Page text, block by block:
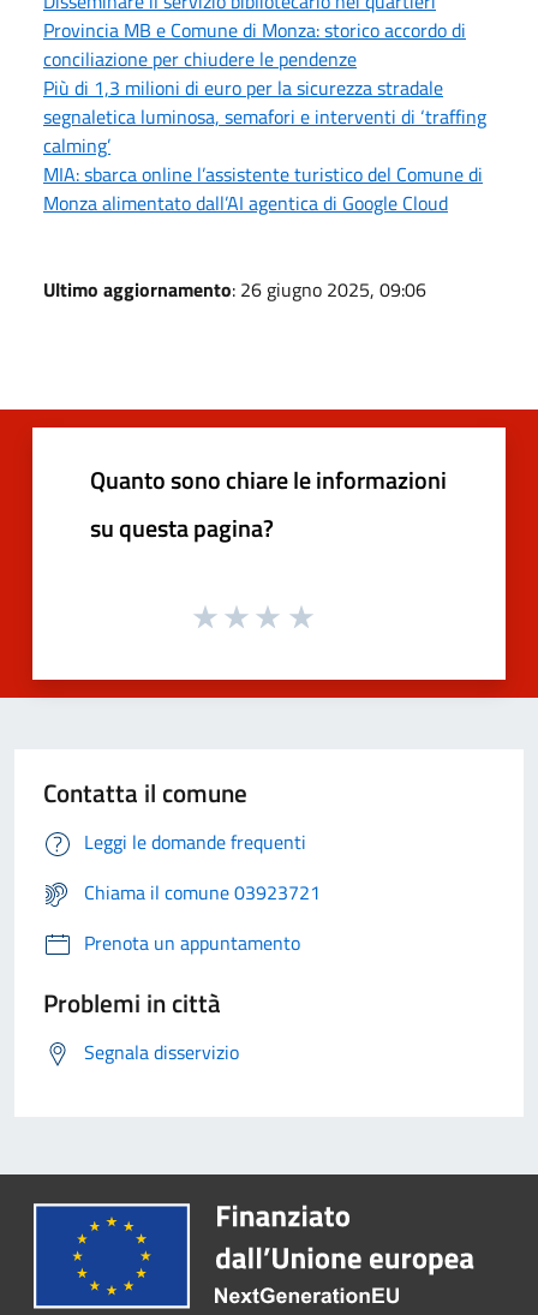
Provincia MB e Comune di Monza: storico accordo di
conciliazione per chiudere le pendenze
Più di 1,3 milioni di euro per la sicurezza stradale
segnaletica luminosa, semafori e interventi di ‘traffing
calming’
MIA: sbarca online l’assistente turistico del Comune di
Monza alimentato dall’AI agentica di Google Cloud
Ultimo aggiornamento: 26 giugno 2025, 09:06
Quanto sono chiare le informazioni
su questa pagina?
Contatta il comune
Leggi le domande frequenti
Chiama il comune 03923721
Prenota un appuntamento
Problemi in città
Segnala disservizio